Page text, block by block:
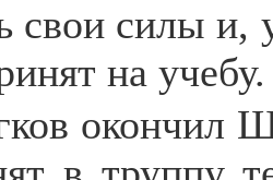
свои силы
на учебу.
окончил